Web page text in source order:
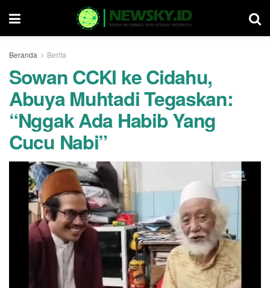
Beranda Berita
Sowan CCKI ke Cidahu,
Abuya Muhtadi Tegaskan:
“Nggak Ada Habib Yang
Cucu Nabi”